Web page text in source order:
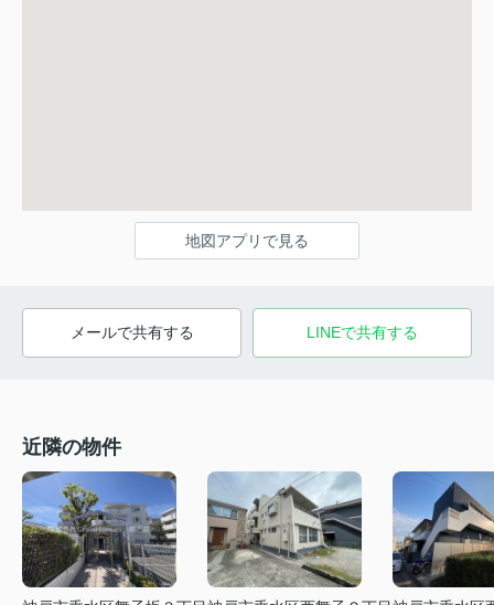
地図アプリで見る
メールで共有する LINEで共有する
近隣の物件